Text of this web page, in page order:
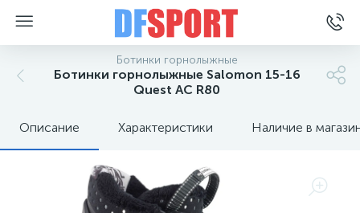
Ботинки горнолыжные
Ботинки горнолыжные Salomon 15-16
Quest AC R80
Описание Характеристики Наличие в